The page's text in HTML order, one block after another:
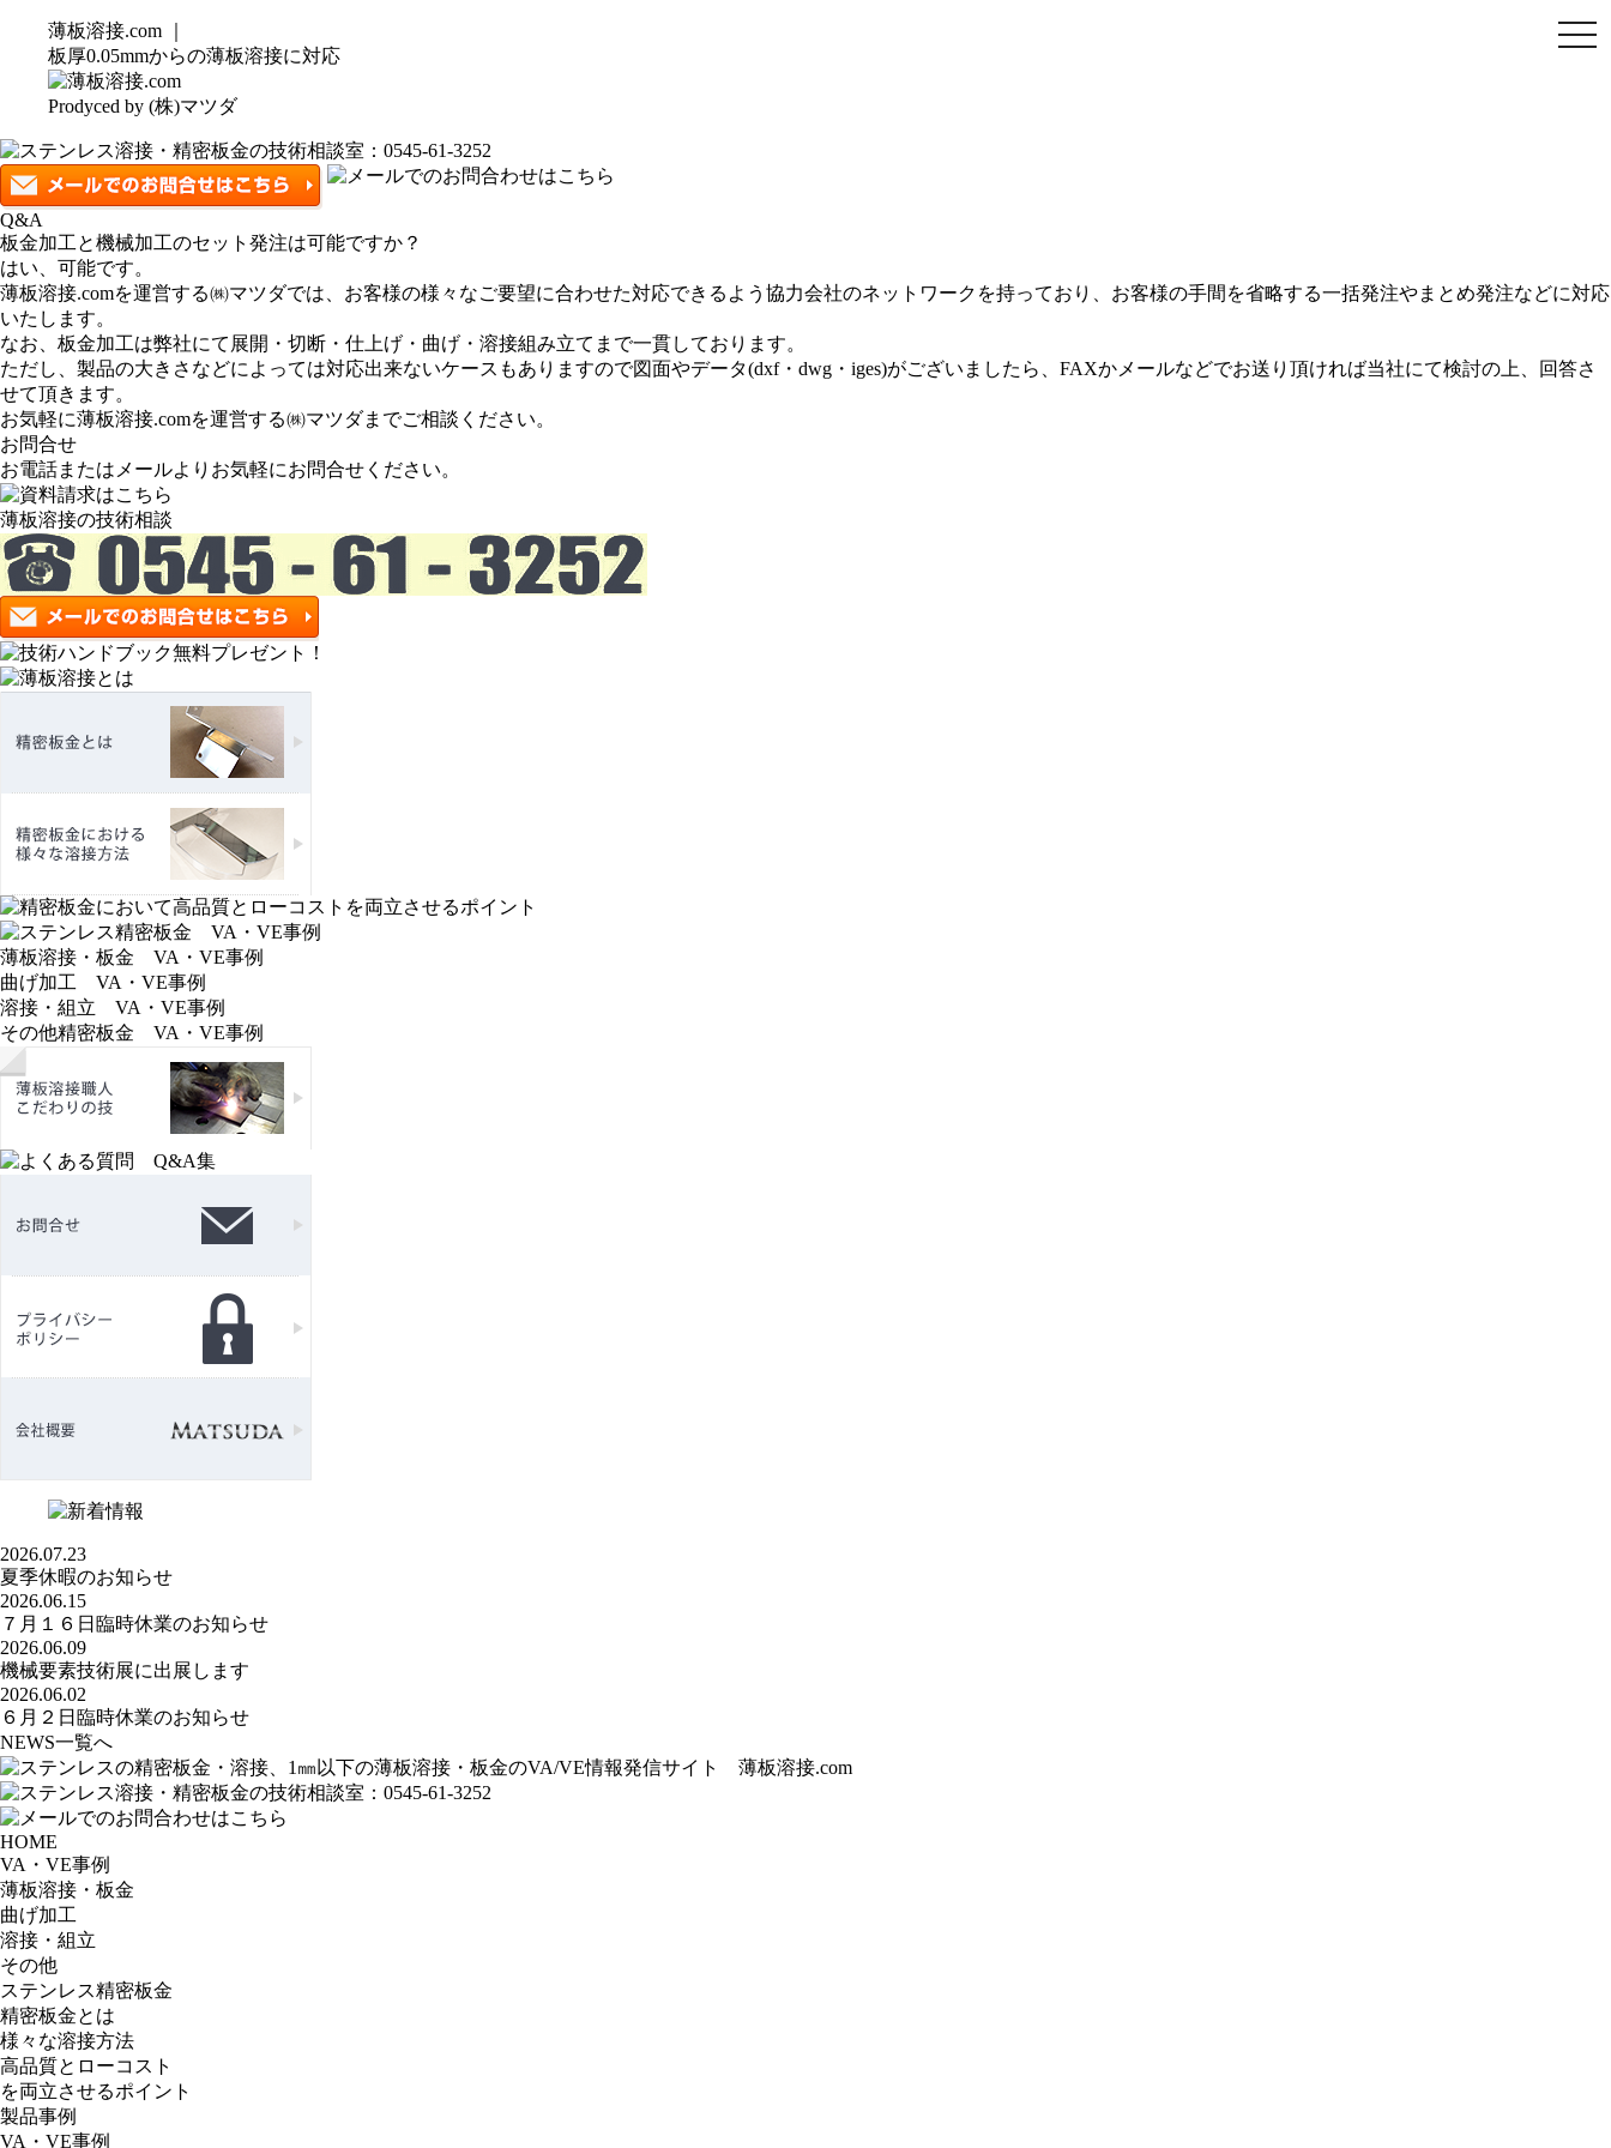
薄板溶接.com ｜
板厚0.05mmからの薄板溶接に対応
Prodyced by (株)マツダ
Q&A
板金加工と機械加工のセット発注は可能ですか？
はい、可能です。
薄板溶接.comを運営する㈱マツダでは、お客様の様々なご要望に合わせた対応できるよう協力会社のネットワークを持っており、お客様の手間を省略する一括発注やまとめ発注などに対応
いたします。
なお、板金加工は弊社にて展開・切断・仕上げ・曲げ・溶接組み立てまで一貫しております。
ただし、製品の大きさなどによっては対応出来ないケースもありますので図面やデータ(dxf・dwg・iges)がございましたら、FAXかメールなどでお送り頂ければ当社にて検討の上、回答さ
せて頂きます。
お気軽に薄板溶接.comを運営する㈱マツダまでご相談ください。
お問合せ
お電話またはメールよりお気軽にお問合せください。
薄板溶接の技術相談
薄板溶接・板金 VA・VE事例
曲げ加工 VA・VE事例
溶接・組立 VA・VE事例
その他精密板金 VA・VE事例
2026.07.23
夏季休暇のお知らせ
2026.06.15
７月１６日臨時休業のお知らせ
2026.06.09
機械要素技術展に出展します
2026.06.02
６月２日臨時休業のお知らせ
NEWS一覧へ
HOME
VA・VE事例
薄板溶接・板金
曲げ加工
溶接・組立
その他
ステンレス精密板金
精密板金とは
様々な溶接方法
高品質とローコスト
を両立させるポイント
製品事例
VA・VE事例